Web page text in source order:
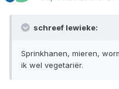
schreef lewieke:
Sprinkhanen, mieren,
ik wel vegetariër.